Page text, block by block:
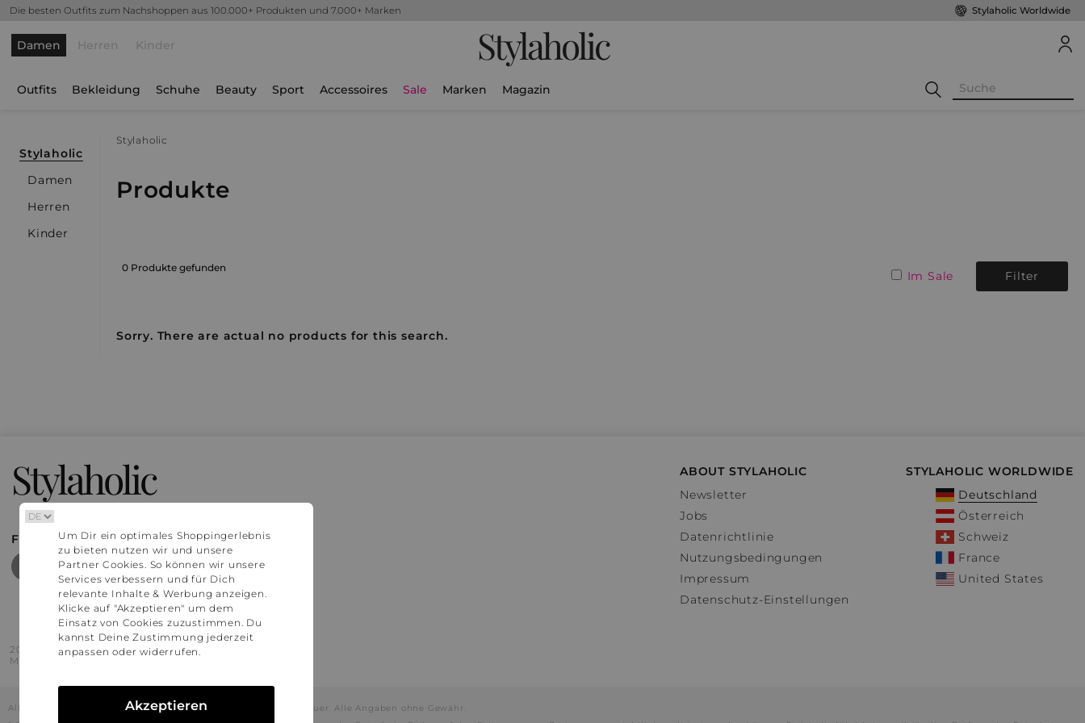
Die besten Outfits zum Nachshoppen aus 100.000+ Produkten und 7.000+ Marken Stylaholic Worldwide
Damen Herren Kinder Stylaholic
Outfits Bekleidung Schuhe Beauty Sport Accessoires Sale Marken Magazin
Stylaholic
Damen
Herren
Kinder
Stylaholic
Produkte
0 Produkte gefunden
Im Sale Filter
Sorry. There are actual no products for this search.
Stylaholic
FIND MORE INSPIRATION
ABOUT STYLAHOLIC
Newsletter
Jobs
Datenrichtlinie
Nutzungsbedingungen
Impressum
Datenschutz-Einstellungen
STYLAHOLIC WORLDWIDE
Deutschland
Österreich
Schweiz
France
United States
2016 - 2026 © Stylaholic.
Made for you with love in munich.
Alle Preise inkl. der jeweils geltenden gesetzlichen Mehrwertsteuer. Alle Angaben ohne Gewähr.
Um Dir ein optimales Shoppingerlebnis
zu bieten nutzen wir und unsere
Partner Cookies. So können wir unsere
Services verbessern und für Dich
relevante Inhalte & Werbung anzeigen.
Klicke auf "Akzeptieren" um dem
Einsatz von Cookies zuzustimmen. Du
kannst Deine Zustimmung jederzeit
anpassen oder widerrufen.
Akzeptieren